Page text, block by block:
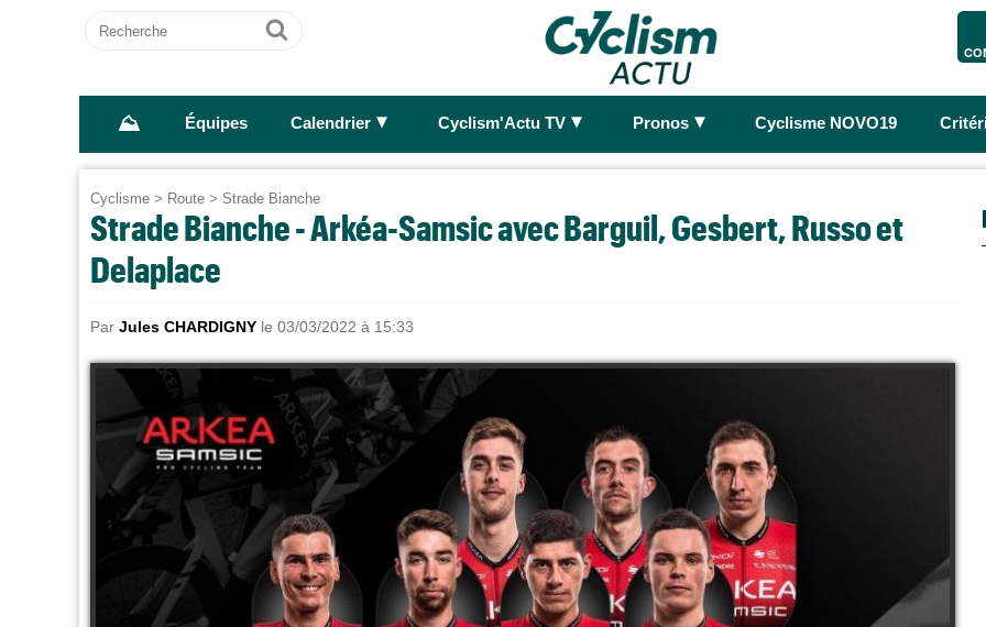
Recherche
Ok
⛰ Équipes Calendrier ► Cyclism'Actu TV ► Pronos ► Cyclisme NOVO19
Cyclisme > Route > Strade Bianche
Strade Bianche - Arkéa-Samsic avec Barguil, Gesbert, Russo et
Delaplace
Par Jules CHARDIGNY le 03/03/2022 à 15:33